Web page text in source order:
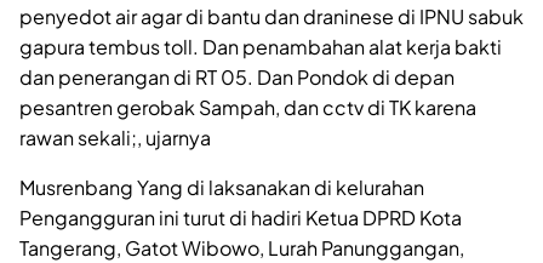
penyedot air agar di bantu dan draninese di IPNU sabuk
gapura tembus toll. Dan penambahan alat kerja bakti
dan penerangan di RT 05. Dan Pondok di depan
pesantren gerobak Sampah, dan cctv di TK karena
rawan sekali;, ujarnya
Musrenbang Yang di laksanakan di kelurahan
Pengangguran ini turut di hadiri Ketua DPRD Kota
Tangerang, Gatot Wibowo, Lurah Panunggangan,